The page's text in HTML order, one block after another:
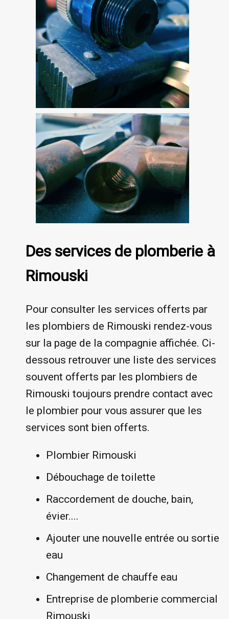
Des services de plomberie à
Rimouski
Pour consulter les services offerts par
les plombiers de Rimouski rendez-vous
sur la page de la compagnie affichée. Ci-
dessous retrouver une liste des services
souvent offerts par les plombiers de
Rimouski toujours prendre contact avec
le plombier pour vous assurer que les
services sont bien offerts.
Plombier Rimouski
Débouchage de toilette
Raccordement de douche, bain,
évier....
Ajouter une nouvelle entrée ou sortie
eau
Changement de chauffe eau
Entreprise de plomberie commercial
Rimouski